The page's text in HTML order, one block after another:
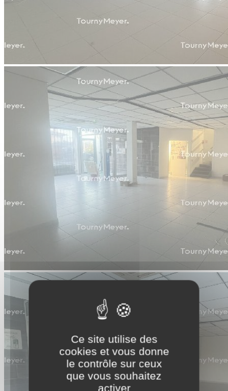
Ce site utilise des
cookies et vous donne
le contrôle sur ceux
que vous souhaitez
activer